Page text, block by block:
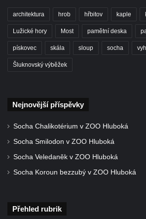
Dům čp. 3 na náměstí T. G. Masaryka ve
Frýdlantu
Bývalý špitál čp. 176 ve Frýdlantu
Čechách
Čechách
Dům čp. 101 v ulici Ke Hradu ve Sloupu v
Čechách
Dům čp. 102 v Potoční ulici ve Sloupu v
Čechách
architektura hrob hřbitov kaple
Lužické hory Most pamětní deska
pískovec skála sloup socha
Šluknovský výběžek
Nejnovější příspěvky
Socha Chalikotérium v ZOO Hluboká
Socha Smilodon v ZOO Hluboká
Socha Veledaněk v ZOO Hluboká
Socha Koroun bezzubý v ZOO Hluboká
Přehled rubrik